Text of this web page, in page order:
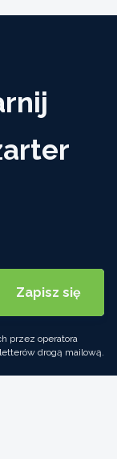
przez operatora
drogą mailową.